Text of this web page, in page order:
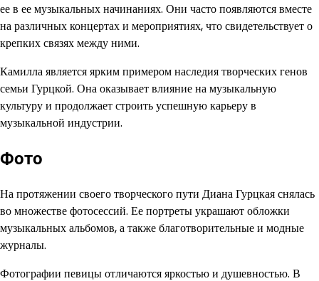
ее в ее музыкальных начинаниях. Они часто появляются вместе
на различных концертах и мероприятиях, что свидетельствует о
крепких связях между ними.
Камилла является ярким примером наследия творческих генов
семьи Гурцкой. Она оказывает влияние на музыкальную
культуру и продолжает строить успешную карьеру в
музыкальной индустрии.
Фото
На протяжении своего творческого пути Диана Гурцкая снялась
во множестве фотосессий. Ее портреты украшают обложки
музыкальных альбомов, а также благотворительные и модные
журналы.
Фотографии певицы отличаются яркостью и душевностью. В